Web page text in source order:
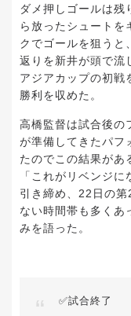
ダメ押しゴールは残
ら放ったシュートを
クでゴールを狙うと
返りを新井が頭で流
アジアカップの初戦
勝利を収めた。
高橋監督は試合後の
が準備してきたパフ
たのでこの結果があ
「これがリベンジ
引き締め、22日の
ない時間帯も多くあ
みを語った。
✅試合終了